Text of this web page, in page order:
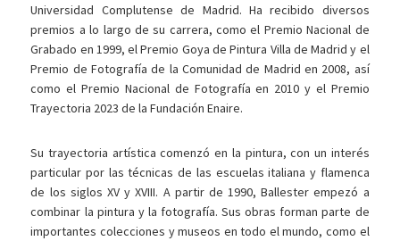
Universidad Complutense de Madrid. Ha recibido diversos
premios a lo largo de su carrera, como el Premio Nacional de
Grabado en 1999, el Premio Goya de Pintura Villa de Madrid y el
Premio de Fotografía de la Comunidad de Madrid en 2008, así
como el Premio Nacional de Fotografía en 2010 y el Premio
Trayectoria 2023 de la Fundación Enaire.
Su trayectoria artística comenzó en la pintura, con un interés
particular por las técnicas de las escuelas italiana y flamenca
de los siglos XV y XVIII. A partir de 1990, Ballester empezó a
combinar la pintura y la fotografía. Sus obras forman parte de
importantes colecciones y museos en todo el mundo, como el